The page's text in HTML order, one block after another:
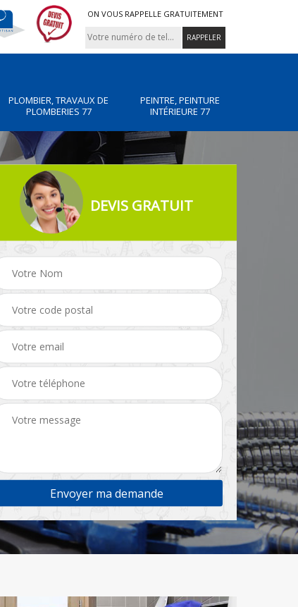
ON VOUS RAPPELLE GRATUITEMENT
PLOMBIER, TRAVAUX DE
PLOMBERIES 77
PEINTRE, PEINTURE
INTÉRIEURE 77
Peintre, peinture
intérieure 77
Rénovation de maison
DEVIS GRATUIT